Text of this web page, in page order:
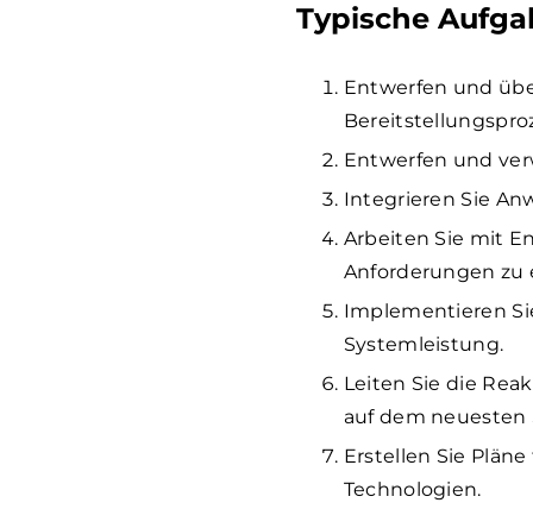
Typische
Entwerfen und
Entwerfen und
Integrieren Sie
Arbeiten Sie mit
Anforderungen zu
Implementieren
Systemleistung.
Leiten Sie die
auf dem neuesten
Erstellen Sie
Technologien.